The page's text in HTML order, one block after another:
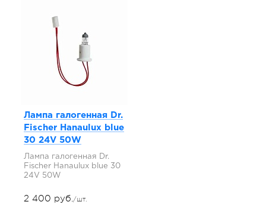
Лампа галогенная Dr.
Fischer Hanaulux blue
30 24V 50W
Лампа галогенная Dr.
Fischer Hanaulux blue 30
24V 50W
2 400 руб./шт.